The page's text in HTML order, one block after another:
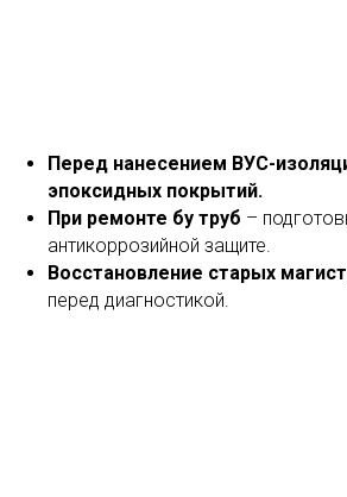
Перед нанесением ВУС-
эпоксидных покрытий.
При ремонте бу труб –
антикоррозийной защите.
Восстановление старых
перед диагностикой.